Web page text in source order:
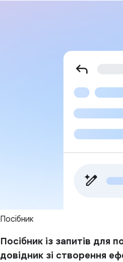
Посібник
Посібник із запитів для
довідник зі створення